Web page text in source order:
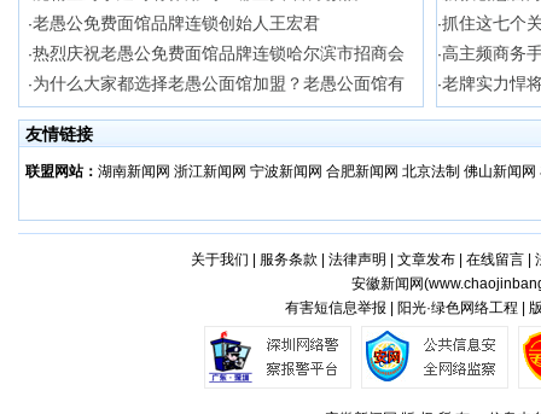
·老愚公免费面馆品牌连锁创始人王宏君
·热烈庆祝老愚公免费面馆品牌连锁哈尔滨市招商会
·为什么大家都选择老愚公面馆加盟？老愚公面馆有
·抓住这七个
·高主频商务
·老牌实力悍
友情链接
联盟网站： 湖南新闻网 浙江新闻网 宁波新闻网 合肥新闻网 北京法制 佛山新闻网
关于我们 服务条款 法律声明 文章发布| 在线留言|
安徽新闻网(
有害短信息举报 | 阳光·绿色网络工程 |